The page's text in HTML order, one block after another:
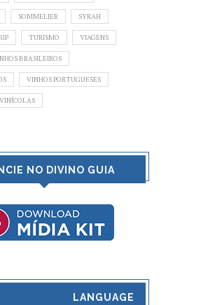
SOMMELIER SYRAH
TURISMO VIAGENS
BRASILEIROS
VINHOS PORTUGUESES
VINÍCOLAS
NO DIVINO GUIA
LANGUAGE